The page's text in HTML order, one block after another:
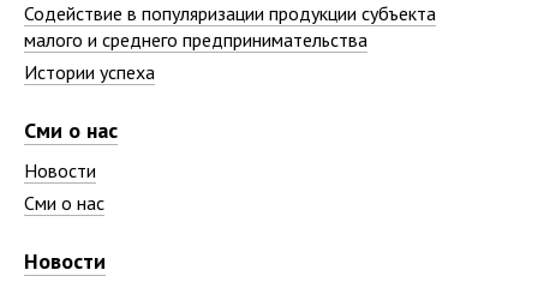
Содействие в популяризации продукции субъекта
малого и среднего предпринимательства
Истории успеха
Сми о нас
Новости
Сми о нас
Новости